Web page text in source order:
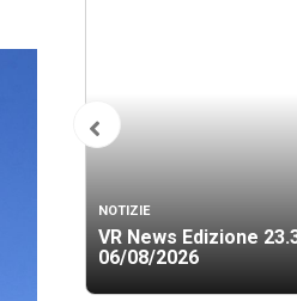
NOTIZIE
VR News Edizione
06/08/2026